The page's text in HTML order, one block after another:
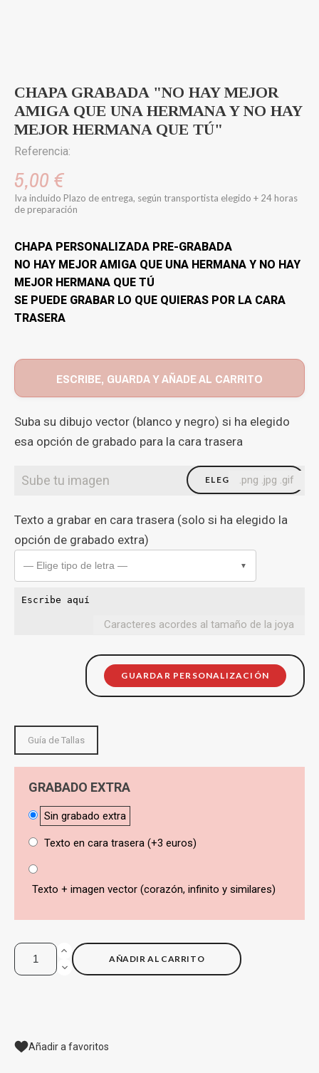
CHAPA GRABADA "NO HAY MEJOR
AMIGA QUE UNA HERMANA Y NO HAY
MEJOR HERMANA QUE TÚ"
Referencia:
5,00 €
Iva incluido Plazo de entrega, según transportista elegido + 24 horas
de preparación
CHAPA PERSONALIZADA PRE-GRABADA
NO HAY MEJOR AMIGA QUE UNA HERMANA Y NO HAY
MEJOR HERMANA QUE TÚ
SE PUEDE GRABAR LO QUE QUIERAS POR LA CARA
TRASERA
ESCRIBE, GUARDA Y AÑADE AL CARRITO
Suba su dibujo vector (blanco y negro) si ha elegido
esa opción de grabado para la cara trasera
Sube tu imagen ELEGIR FICHERO
.png .jpg .gif
Texto a grabar en cara trasera (solo si ha elegido la
opción de grabado extra)
— Elige tipo de letra — ▼
Caracteres acordes al tamaño de la joya
GUARDAR PERSONALIZACIÓN
Guía de Tallas
GRABADO EXTRA
Sin grabado extra
Texto en cara trasera (+3 euros)
Texto + imagen vector (corazón, infinito y similares)
AÑADIR AL CARRITO
Añadir a favoritos